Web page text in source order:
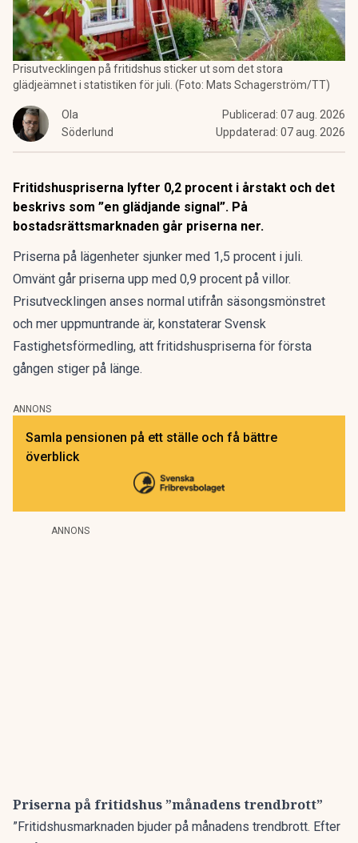
Prisutvecklingen på fritidshus sticker ut som det stora
glädjeämnet i statistiken för juli. (Foto: Mats Schagerström/TT)
Ola
Söderlund
Publicerad: 07 aug. 2026
Uppdaterad: 07 aug. 2026
Fritidshuspriserna lyfter 0,2 procent i årstakt och det
beskrivs som ”en glädjande signal”. På
bostadsrättsmarknaden går priserna ner.
Priserna på lägenheter sjunker med 1,5 procent i juli.
Omvänt går priserna upp med 0,9 procent på villor.
Prisutvecklingen anses normal utifrån säsongsmönstret
och mer uppmuntrande är, konstaterar Svensk
Fastighetsförmedling, att fritidshuspriserna för första
gången stiger på länge.
ANNONS
Samla pensionen på ett ställe och få bättre
överblick
ANNONS
Priserna på fritidshus ”månadens trendbrott”
”Fritidshusmarknaden bjuder på månadens trendbrott. Efter